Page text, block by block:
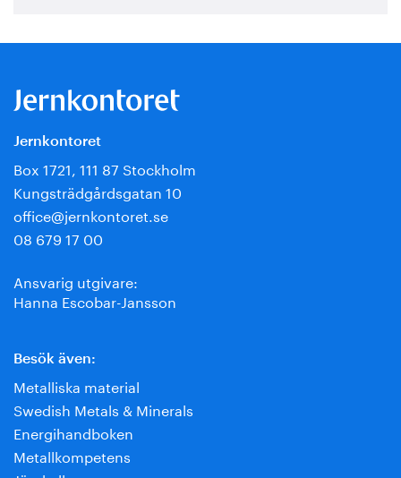
Jernkontoret
Box 1721, 111 87 Stockholm
Kungsträdgårdsgatan 10
office@jernkontoret.se
08 679 17 00
Ansvarig utgivare:
Hanna Escobar-Jansson
Besök även:
Metalliska material
Swedish Metals & Minerals
Energihandboken
Metallkompetens